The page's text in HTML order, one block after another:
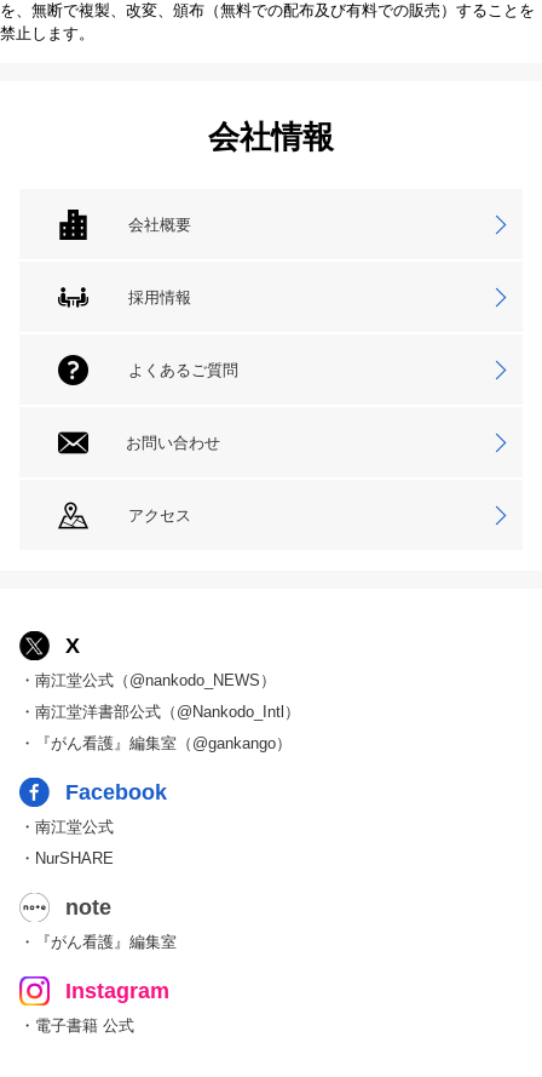
を、無断で複製、改変、頒布（無料での配布及び有料での販売）することを
禁止します。
会社情報
会社概要
採用情報
よくあるご質問
お問い合わせ
アクセス
X
・南江堂公式（@nankodo_NEWS）
・南江堂洋書部公式（@Nankodo_Intl）
・『がん看護』編集室（@gankango）
Facebook
・南江堂公式
・NurSHARE
note
・『がん看護』編集室
Instagram
・電子書籍 公式